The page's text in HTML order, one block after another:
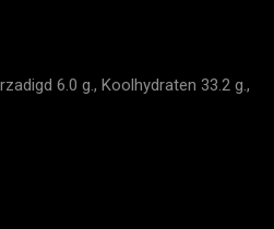
6.0 g., Koolhydraten 33.2 g.,